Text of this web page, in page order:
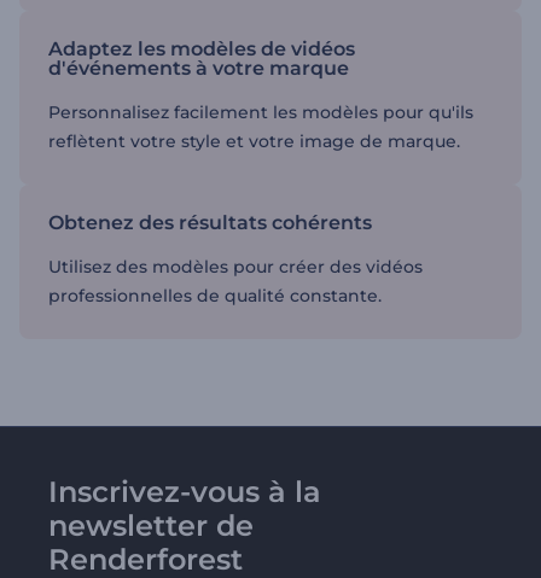
Adaptez les modèles de vidéos
d'événements à votre marque
Personnalisez facilement les modèles pour qu'ils
reflètent votre style et votre image de marque.
Obtenez des résultats cohérents
Utilisez des modèles pour créer des vidéos
professionnelles de qualité constante.
Inscrivez-vous à la
newsletter de
Renderforest